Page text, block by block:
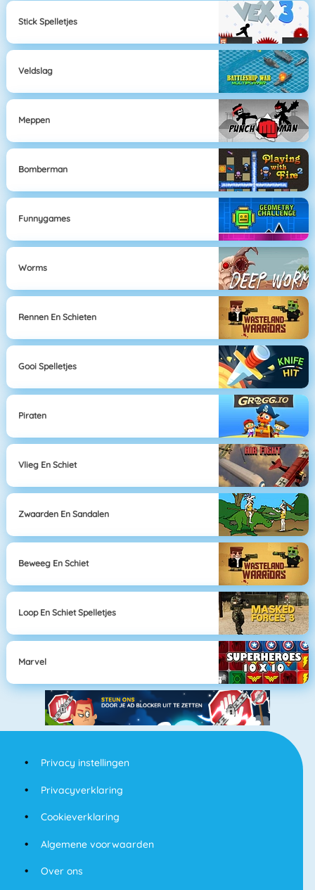
Stick Spelletjes
Veldslag
Meppen
Bomberman
Funnygames
Worms
Rennen En Schieten
Gooi Spelletjes
Piraten
Vlieg En Schiet
Zwaarden En Sandalen
Beweeg En Schiet
Loop En Schiet Spelletjes
Marvel
Privacy instellingen
Privacyverklaring
Cookieverklaring
Algemene voorwaarden
Over ons